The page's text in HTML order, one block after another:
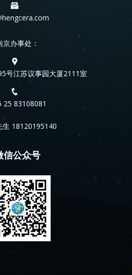
京办事处：
号江苏议事园大厦2111室
25 83108081
生 18120195140
信公众号